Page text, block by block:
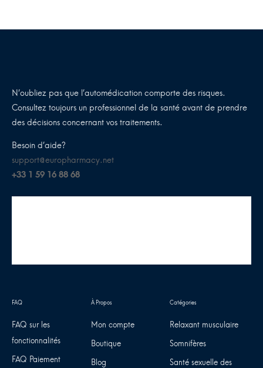
N’oubliez pas que l’automédication comporte des risques.
Consultez toujours un professionnel de la santé avant de prendre
des décisions concernant vos traitements.
Besoin d’aide?
support@europharmacy.net
+33 1 59 16 88 68
FAQ sur les
fonctionnalités
FAQ Paiement
Mon compte
Boutique
Blog
Relaxant musculaire
Somnifères
Santé sexuelle des